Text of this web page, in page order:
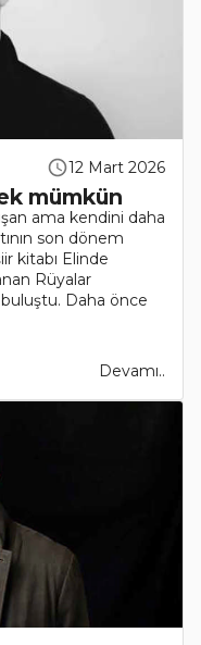
12 Mart 2026
mümkün
ama kendini daha
son dönem
kitabı Elinde
Rüyalar
Daha önce
Devamı..